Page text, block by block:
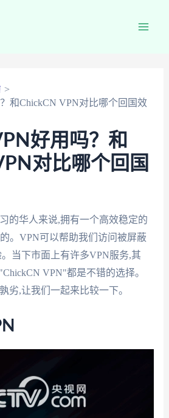
和ChickCN VPN对比哪个回国效
好用吗？和
对比哪个回国
的华人来说,拥有一个高效稳定的
。VPN可以帮助我们访问被屏蔽
当下市面上有许多VPN服务,其
VPN"都是不错的选择。
劣,让我们一起来比较一下。